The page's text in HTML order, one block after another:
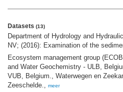
Datasets (13)
Department of Hydrology and
NV; (2016): Examination of the
Ecosystem management group
and Water Geochemistry - ULB,
VUB, Belgium., Waterwegen en
Zeeschelde.,
meer